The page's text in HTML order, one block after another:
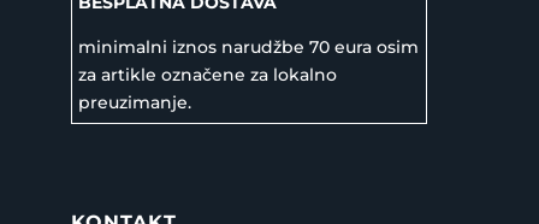
minimalni iznos narudžbe 70 eura osim
za artikle označene za lokalno
preuzimanje.